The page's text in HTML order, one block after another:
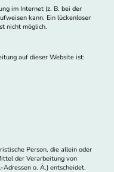
im Internet (z. B. bei der
kann. Ein lückenloser
nicht möglich.
auf dieser Website ist:
Person, die allein oder
der Verarbeitung von
Adressen o. Ä.) entscheidet.